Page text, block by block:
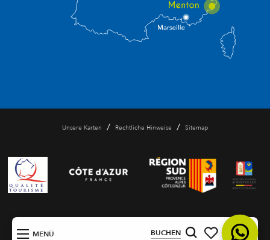
MENÜ BUCHEN DE
Unsere Karten / Rechtliche Hinweise / Sitemap